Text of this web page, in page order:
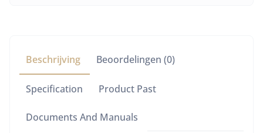
Beschrijving Beoordelingen (0)
Specification Product Past
Documents And Manuals